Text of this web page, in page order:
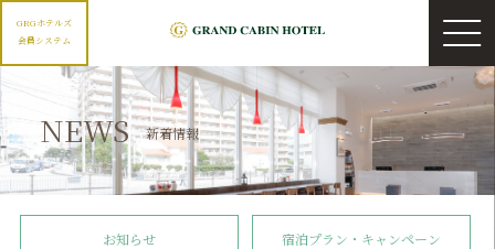
GRGホテルズ
会員システム
NEWS 新着情報
お知らせ 宿泊プラン・キャンペーン